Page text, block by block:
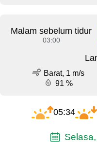
Malam sebelum tidur
03:00
Barat, 1 m/s
91 %
05:34